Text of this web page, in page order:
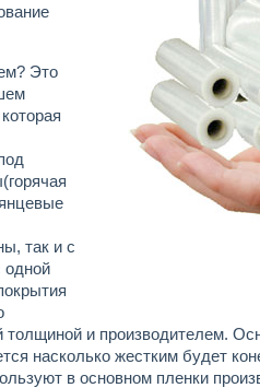
Это
так и с
одной
толщиной и производителем.
насколько жестким будет
в основном пленки